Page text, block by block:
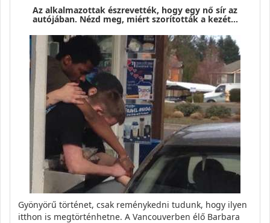
Az alkalmazottak észrevették, hogy egy nő sír az
autójában. Nézd meg, miért szorították a kezét…
Gyönyörű történet, csak reménykedni tudunk, hogy ilyen
itthon is megtörténhetne. A Vancouverben élő Barbara